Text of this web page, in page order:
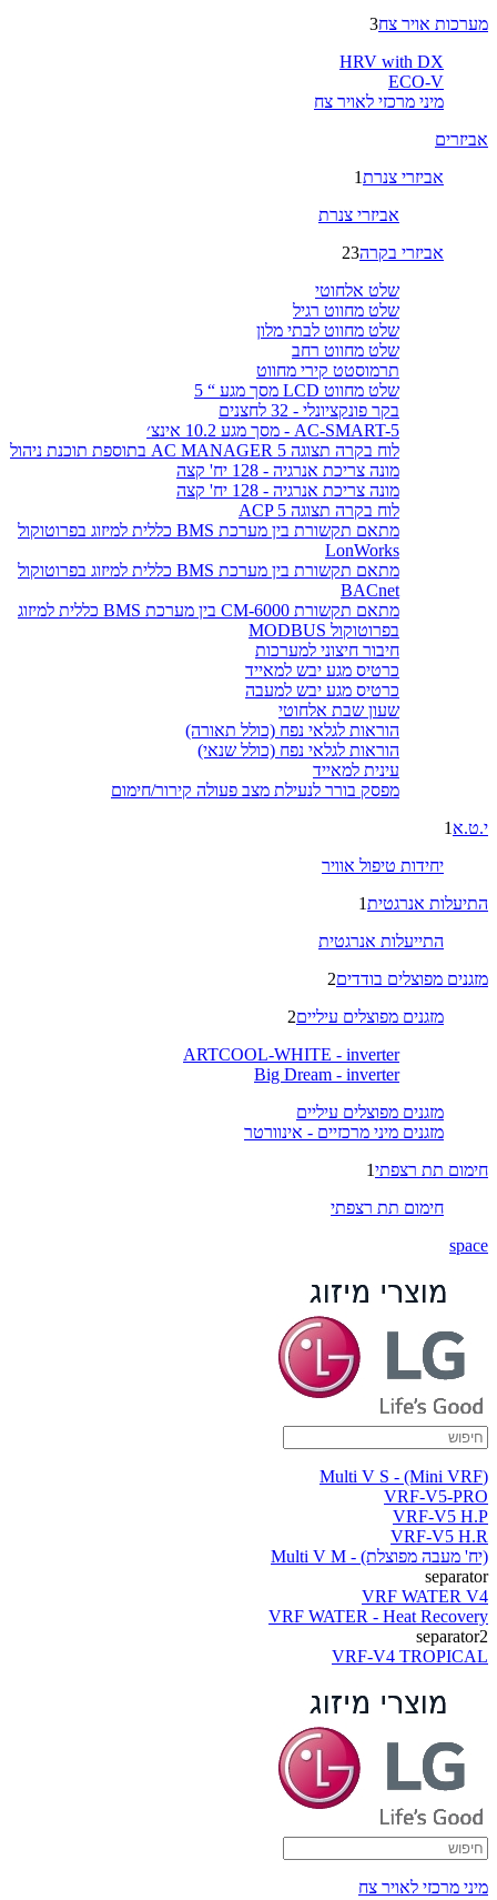
מערכות אויר צח3
HRV with DX
ECO-V
מיני מרכזי לאויר צח
אביזרים
אביזרי צנרת1
אביזרי צנרת
אביזרי בקרה23
שלט אלחוטי
שלט מחווט רגיל
שלט מחווט לבתי מלון
שלט מחווט רחב
תרמוסטט קירי מחווט
שלט מחווט LCD מסך מגע “ 5
בקר פונקציונלי - 32 לחצנים
AC-SMART-5 - מסך מגע 10.2 אינצ׳
לוח בקרה תצוגה AC MANAGER 5 בתוספת תוכנת ניהול
מונה צריכת אנרגיה - 128 יח' קצה
מונה צריכת אנרגיה - 128 יח' קצה
לוח בקרה תצוגה ACP 5
מתאם תקשורת בין מערכת BMS כללית למיזוג בפרוטוקול
LonWorks
מתאם תקשורת בין מערכת BMS כללית למיזוג בפרוטוקול
BACnet
מתאם תקשורת CM-6000 בין מערכת BMS כללית למיזוג
בפרוטוקול MODBUS
חיבור חיצוני למערכות
כרטיס מגע יבש למאייד
כרטיס מגע יבש למעבה
שעון שבת אלחוטי
הוראות לגלאי נפח (כולל תאורה)
הוראות לגלאי נפח (כולל שנאי)
עינית למאייד
מפסק בורר לנעילת מצב פעולה קירור/חימום
י.ט.א 1
יחידות טיפול אוויר
התיעלות אנרגטית1
התייעלות אנרגטית
מזגנים מפוצלים בודדים2
מזגנים מפוצלים עיליים2
ARTCOOL-WHITE - inverter
Big Dream - inverter
מזגנים מפוצלים עיליים
מזגנים מיני מרכזיים - אינוורטר
חימום תת רצפתי1
חימום תת רצפתי
space
(Multi V S - (Mini VRF
VRF-V5-PRO
VRF-V5 H.P
VRF-V5 H.R
(יח' מעבה מפוצלת) - Multi V M
separator
VRF WATER V4
VRF WATER - Heat Recovery
separator2
VRF-V4 TROPICAL
מיני מרכזי לאויר צח